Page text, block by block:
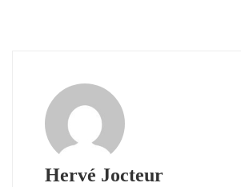
Hervé Jocteur